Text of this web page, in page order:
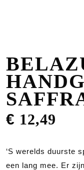
€ 12,49
‘S werelds duurste
een lang mee. Er